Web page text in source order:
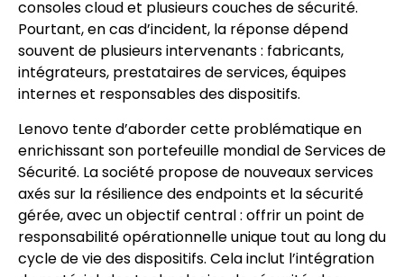
consoles cloud et plusieurs couches de sécurité.
Pourtant, en cas d’incident, la réponse dépend
souvent de plusieurs intervenants : fabricants,
intégrateurs, prestataires de services, équipes
internes et responsables des dispositifs.
Lenovo tente d’aborder cette problématique en
enrichissant son portefeuille mondial de Services de
Sécurité. La société propose de nouveaux services
axés sur la résilience des endpoints et la sécurité
gérée, avec un objectif central : offrir un point de
responsabilité opérationnelle unique tout au long du
cycle de vie des dispositifs. Cela inclut l’intégration